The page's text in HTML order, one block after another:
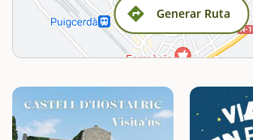
Generar Ruta